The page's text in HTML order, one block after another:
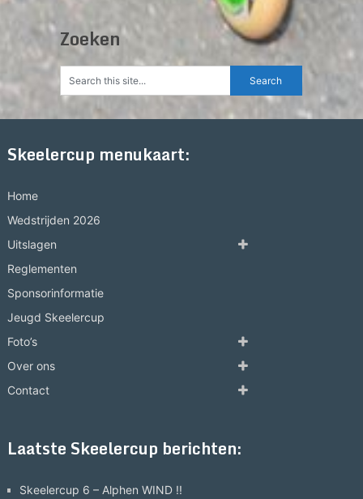
Zoeken
Skeelercup menukaart:
Home
Wedstrijden 2026
Uitslagen
Reglementen
Sponsorinformatie
Jeugd Skeelercup
Foto’s
Over ons
Contact
Laatste Skeelercup berichten:
Skeelercup 6 – Alphen WIND !!